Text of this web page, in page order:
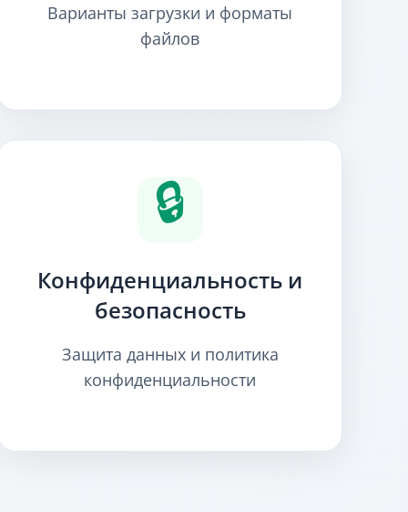
Варианты загрузки и форматы
файлов
🔒
Конфиденциальность и
безопасность
Защита данных и политика
конфиденциальности